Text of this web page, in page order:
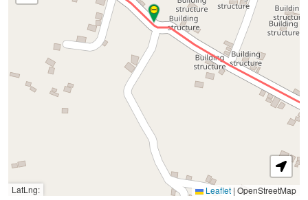
LatLng: Leaflet | OpenStreetMap